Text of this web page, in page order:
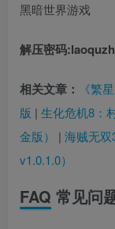
黑暗世界游戏
解压密码
相关文章：
《繁
版 | 生化危机8：
金版）
| 海贼无双
v1.0.1.0）
FAQ 常见问